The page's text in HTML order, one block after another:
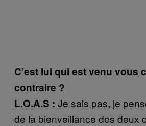
C’est lui qui est venu vous
contraire ?
L.O.A.S : Je sais pas, je
de la bienveillance des deux